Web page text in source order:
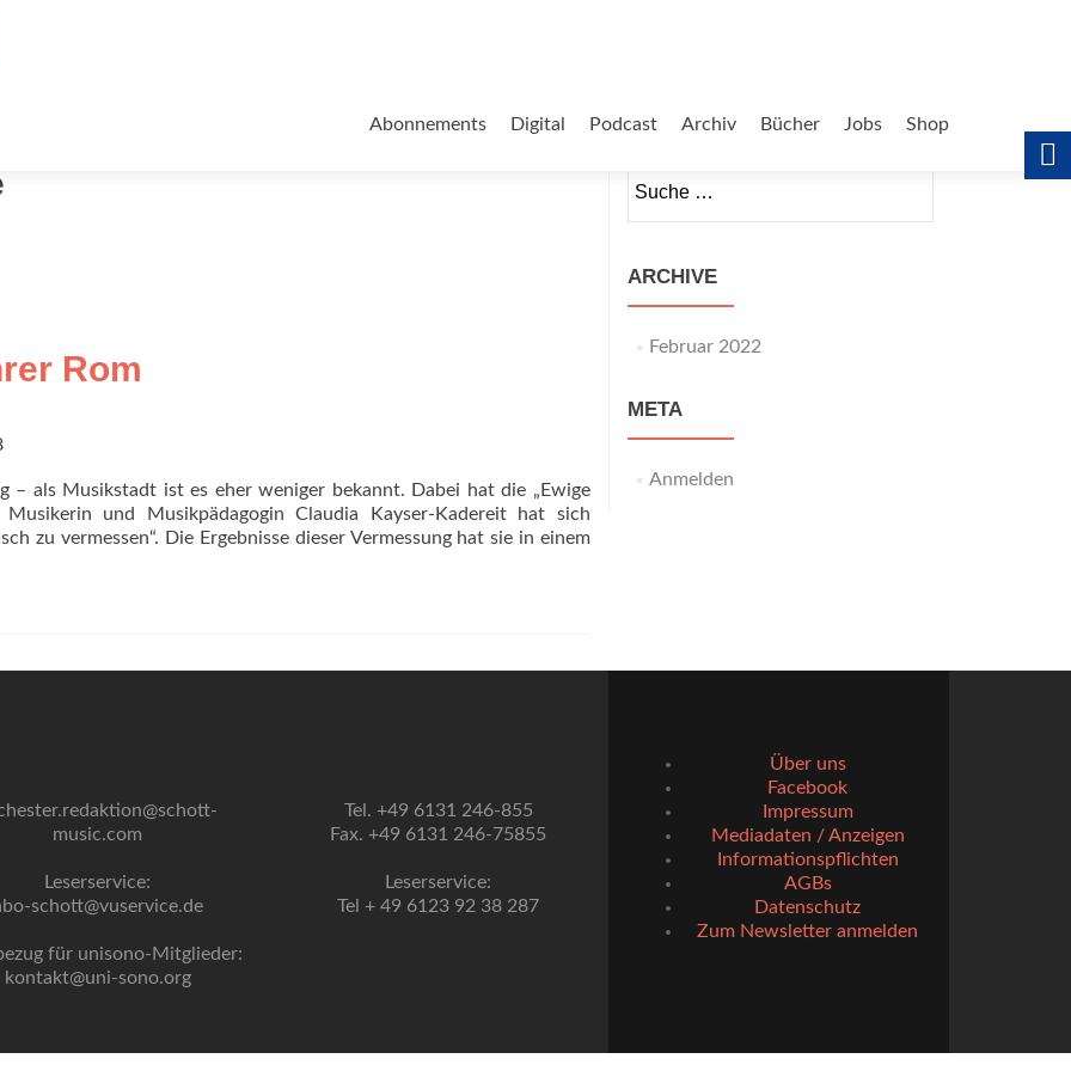
Inhalt
Abonnements Digital Podcast Archiv Bücher Jobs Shop
Rom
– als Musikstadt ist es eher weniger bekannt. Dabei hat die „Ewige
und Musikpädagogin Claudia Kayser-Kadereit hat sich
zu vermessen“. Die Ergebnisse dieser Vermessung hat sie in einem
Suche
nach:
ARCHIVE
Februar 2022
META
Anmelden
music.com
Leserservice:
schott@vuservice.de
für unisono-Mitglieder:
kontakt@uni-sono.org
Tel. +49 6131 246-855
Fax. +49 6131 246-75855
Leserservice:
Tel + 49 6123 92 38 287
Über uns
Facebook
Impressum
Mediadaten / Anzeigen
Informationspflichten
AGBs
Datenschutz
Zum Newsletter anmelden